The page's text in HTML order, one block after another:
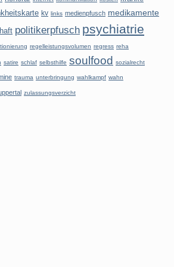
kv links medienpfusch medikamente
politikerpfusch psychiatrie
regelleistungsvolumen regress reha
satire schlaf selbsthilfe soulfood sozialrecht
trauma unterbringung wahlkampf wahn
zulassungsverzicht